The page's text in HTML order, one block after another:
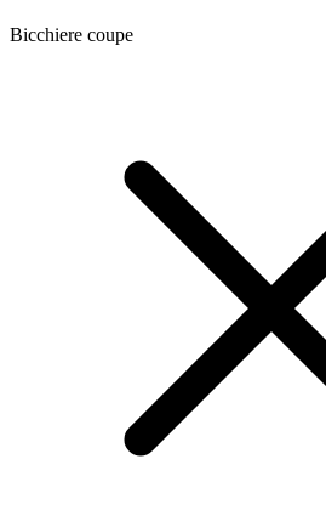
Bicchiere coupe